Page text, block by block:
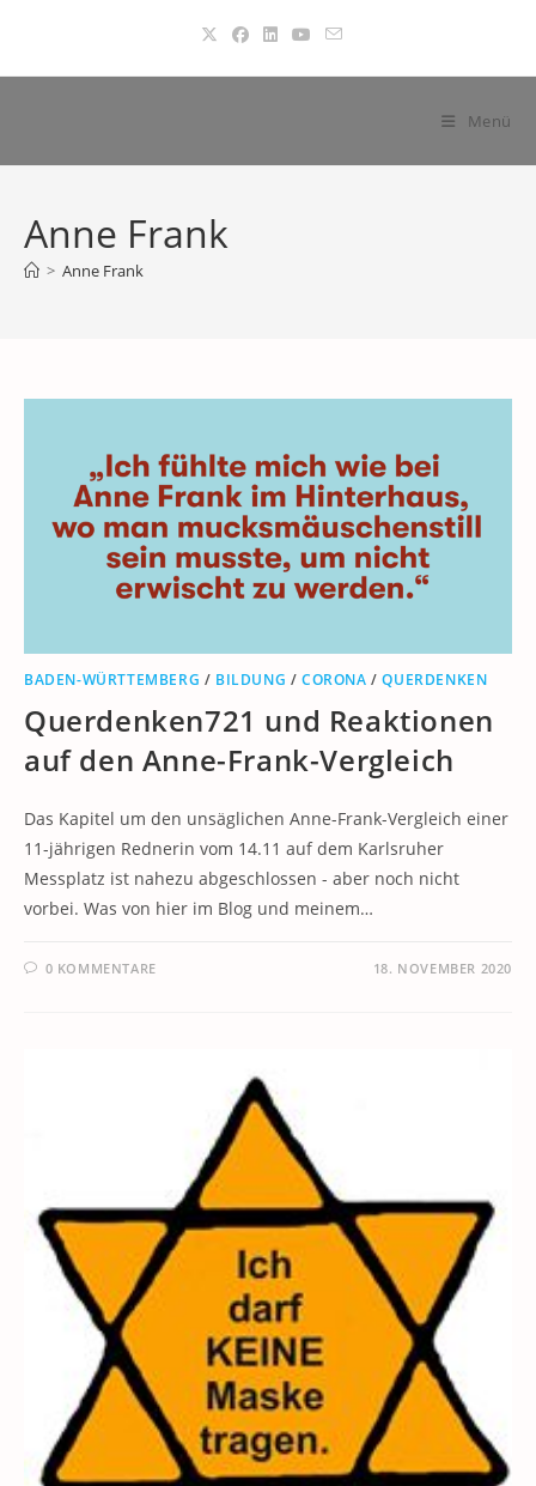
springen
Menü
Anne Frank
> Anne Frank
BADEN-WÜRTTEMBERG / BILDUNG /CORONA /QUERDENKEN
Querdenken721 und Reaktionen
auf den Anne-Frank-Vergleich
Das Kapitel um den unsäglichen Anne-Frank-Vergleich einer
11-jährigen Rednerin vom 14.11 auf dem Karlsruher
Messplatz ist nahezu abgeschlossen - aber noch nicht
vorbei. Was von hier im Blog und meinem…
0 KOMMENTARE 18. NOVEMBER 2020